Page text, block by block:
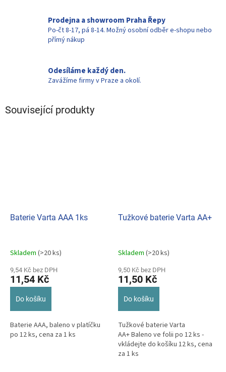
Prodejna a showroom Praha Řepy
Po-čt 8-17, pá 8-14. Možný osobní odběr e-shopu nebo
přímý nákup
Odesíláme každý den.
Zavážíme firmy v Praze a okolí.
Související produkty
Baterie Varta AAA 1ks
Skladem (>20 ks)
9,54 Kč bez DPH
11,54 Kč
Do košíku
Baterie AAA, baleno v platíčku
po 12 ks, cena za 1 ks
Tužkové baterie Varta AA+
Skladem (>20 ks)
9,50 Kč bez DPH
11,50 Kč
Do košíku
Tužkové baterie Varta
AA+ Baleno ve folii po 12 ks -
vkládejte do košíku 12 ks, cena
za 1 ks